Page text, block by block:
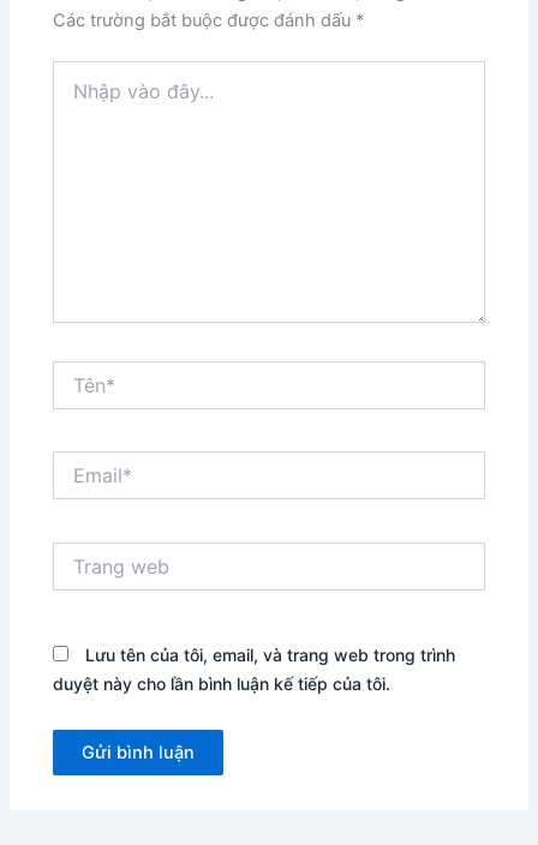
Các trường bắt buộc được đánh dấu *
vào
web
Lưu tên của tôi, email, và trang web trong trình
duyệt này cho lần bình luận kế tiếp của tôi.